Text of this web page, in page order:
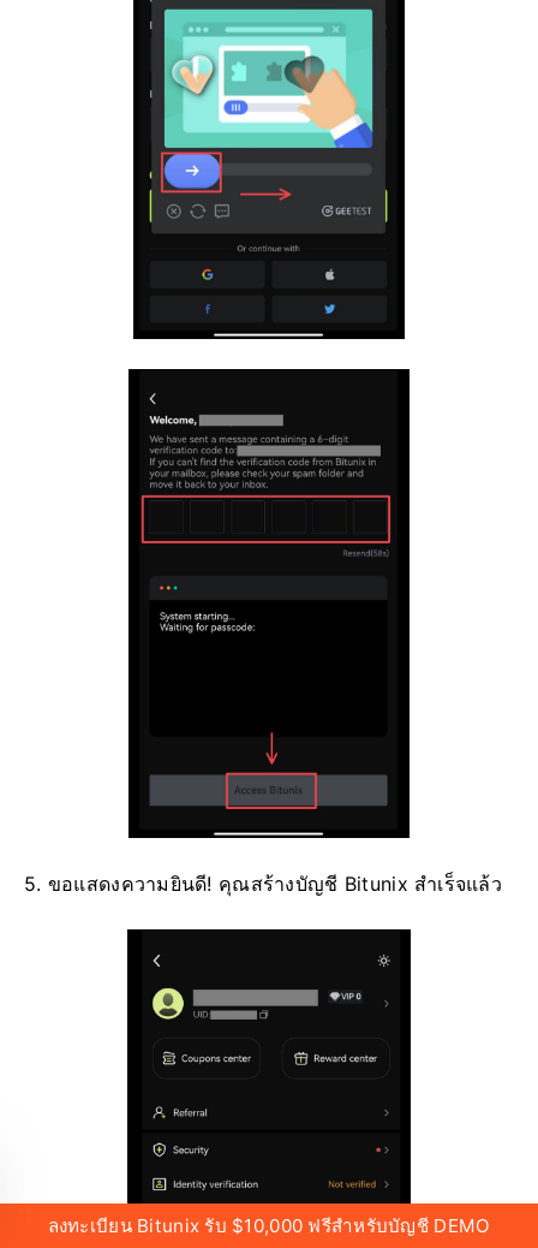
5. ขอแสดงความยินดี! คุณสร้างบัญชี Bitunix สำเร็จแล้ว
ลงทะเบียน Bitunix รับ $10,000 ฟรีสำหรับบัญชี DEMO